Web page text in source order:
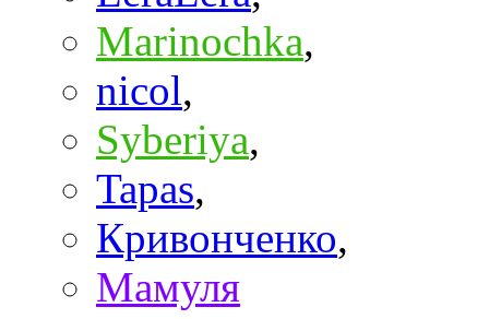
Marinochka,
nicol,
Syberiya,
Tapas,
Кривонченко,
Мамуля